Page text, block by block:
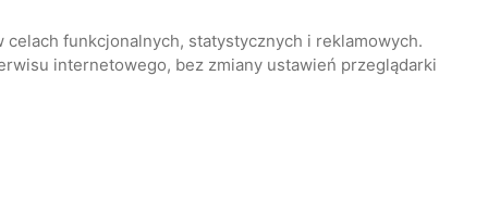
funkcjonalnych, statystycznych i reklamowych.
internetowego, bez zmiany ustawień przeglądarki